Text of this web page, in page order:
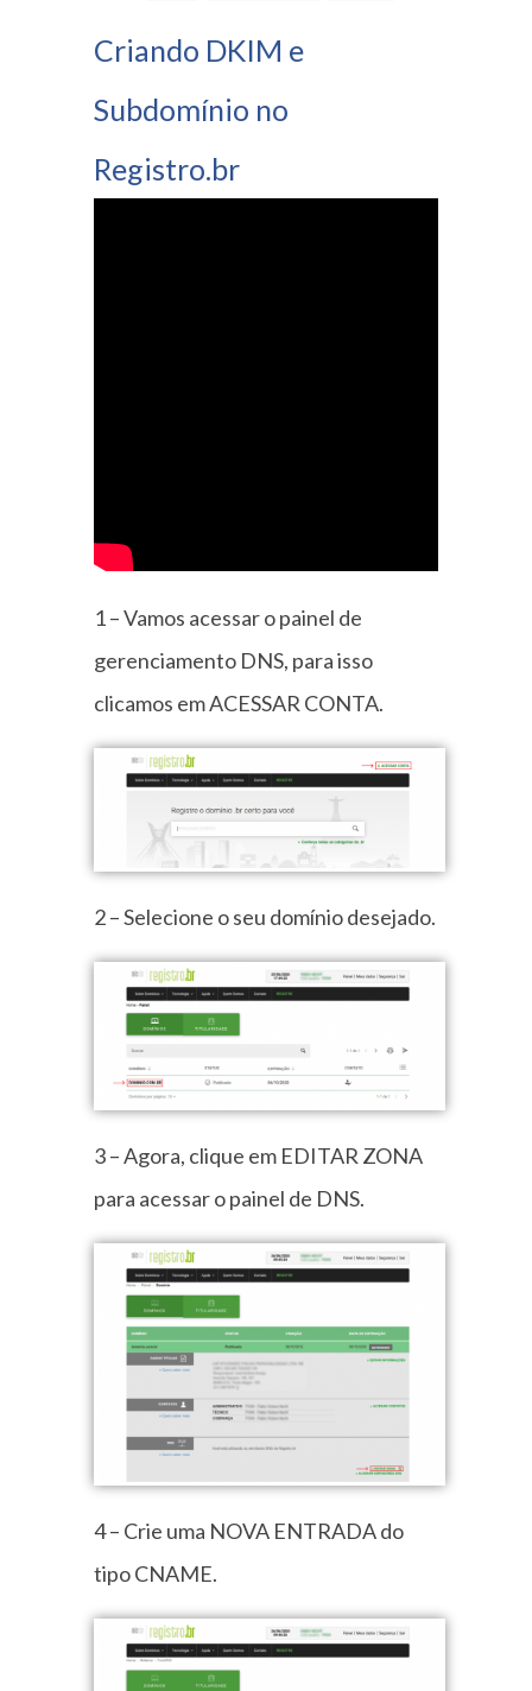
Criando DKIM e
Subdomínio no
Registro.br
1 – Vamos acessar o painel de
gerenciamento DNS, para isso
clicamos em ACESSAR CONTA.
2 – Selecione o seu domínio desejado.
3 –Agora, clique em EDITAR ZONA
para acessar o painel de DNS.
4 – Crie uma NOVA ENTRADA do
tipo CNAME.